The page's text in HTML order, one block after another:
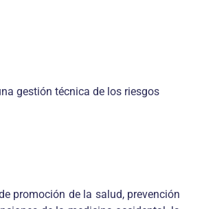
gestión técnica de los riesgos
promoción de la salud, prevención